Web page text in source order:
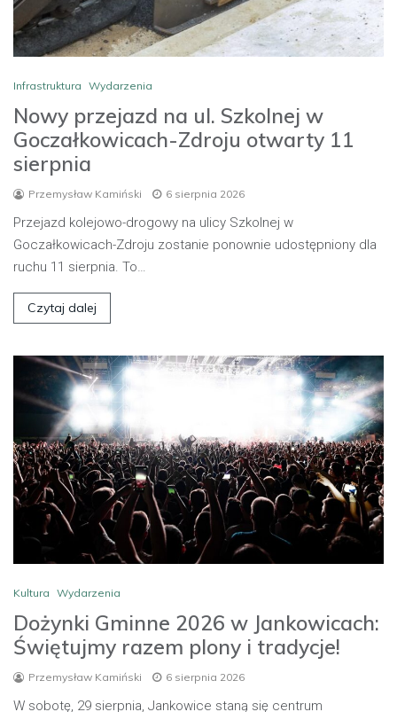
Infrastruktura Wydarzenia
Nowy przejazd na ul. Szkolnej w
Goczałkowicach-Zdroju otwarty 11
sierpnia
Przemysław Kamiński 6 sierpnia 2026
Przejazd kolejowo-drogowy na ulicy Szkolnej w
Goczałkowicach-Zdroju zostanie ponownie udostępniony dla
ruchu 11 sierpnia. To…
Czytaj dalej
Kultura Wydarzenia
Dożynki Gminne 2026 w Jankowicach:
Świętujmy razem plony i tradycje!
Przemysław Kamiński 6 sierpnia 2026
W sobotę, 29 sierpnia, Jankowice staną się centrum